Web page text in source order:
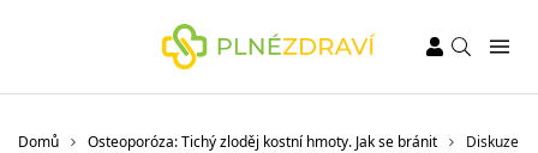
Domů Osteoporóza: Tichý zloděj kostní hmoty. Jak se bránit Diskuze